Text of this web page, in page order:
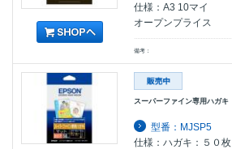
仕様：A3 10マイ
オープンプライス
備考：
スーパーファイン専用ハガキ
型番：MJSP5
仕様：ハガキ：５０枚